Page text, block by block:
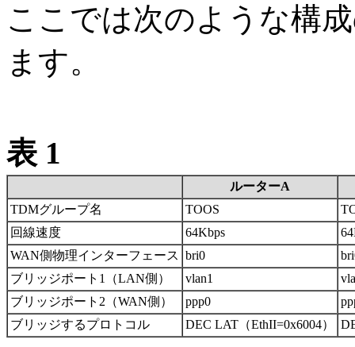
ここでは次のような構
ます。
表 1
ルーターA
TDMグループ名
TOOS
回線速度
64Kbps
WAN側物理インターフェース bri0
ブリッジポート1（LAN側）
vlan1
ブリッジポート2（WAN側）
ppp0
ブリッジするプロトコル
DEC LAT（EthII=0x6004）